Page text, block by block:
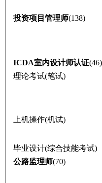
投资项目管理师(138)
ICDA室内设计师认证(46)
理论考试(笔试)
上机操作(机试)
毕业设计(综合技能考试)
公路监理师(70)